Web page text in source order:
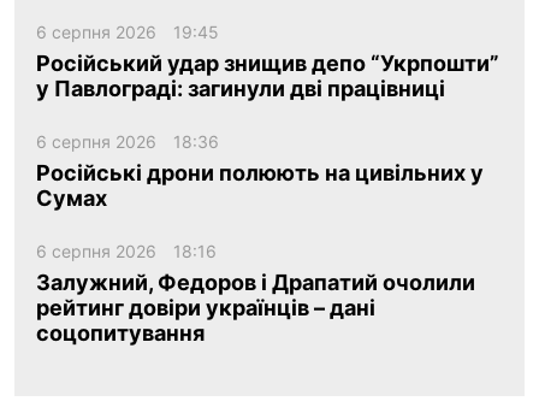
6 серпня 2026 19:45
Російський удар знищив депо “Укрпошти”
у Павлограді: загинули дві працівниці
6 серпня 2026 18:36
Російські дрони полюють на цивільних у
Сумах
6 серпня 2026 18:16
Залужний, Федоров і Драпатий очолили
рейтинг довіри українців – дані
соцопитування